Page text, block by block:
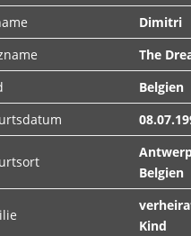
Dimitri
The
Belgien
Belgien
Kind